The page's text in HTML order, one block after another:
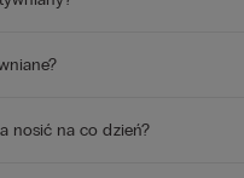
nosić na co dzień?